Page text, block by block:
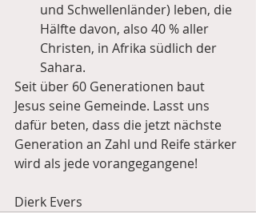
und Schwellenländer) leben, die
Hälfte davon, also 40 % aller
Christen, in Afrika südlich der
Sahara.
Seit über 60 Generationen baut
Jesus seine Gemeinde. Lasst uns
dafür beten, dass die jetzt nächste
Generation an Zahl und Reife stärker
wird als jede vorangegangene!
Dierk Evers